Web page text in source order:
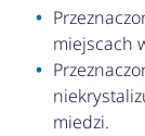
miejscach
miedzi.